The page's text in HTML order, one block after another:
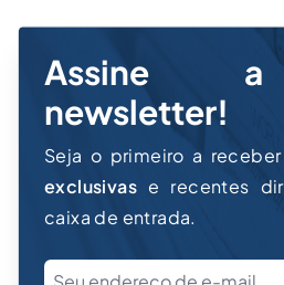
Assine
newsletter!
Seja o primeiro a receber
exclusivas e recentes
caixa de entrada.